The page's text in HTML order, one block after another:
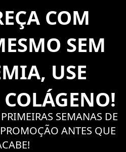
COM
SEM
USE
SEMANAS DE
ANTES QUE